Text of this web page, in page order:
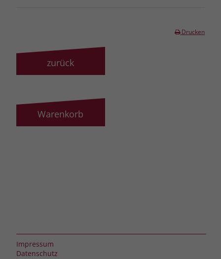
Drucken
zurück
Warenkorb
Impressum
Datenschutz